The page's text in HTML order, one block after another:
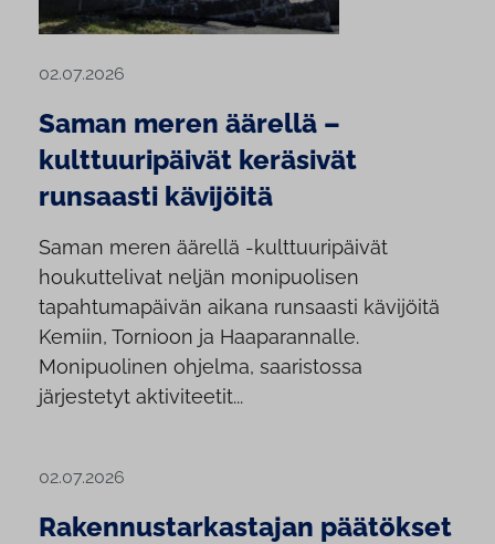
02.07.2026
Saman meren äärellä –
kulttuuripäivät keräsivät
runsaasti kävijöitä
Saman meren äärellä -kulttuuripäivät
houkuttelivat neljän monipuolisen
tapahtumapäivän aikana runsaasti kävijöitä
Kemiin, Tornioon ja Haaparannalle.
Monipuolinen ohjelma, saaristossa
järjestetyt aktiviteetit...
02.07.2026
Rakennustarkastajan päätökset